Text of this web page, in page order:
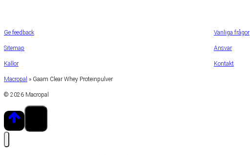
Ge feedback
Sitemap
Källor
Vanliga frågor
Ansvar
Kontakt
Macropal » Gaam Clear Whey Proteinpulver
© 2026 Macropal